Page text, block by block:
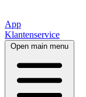
App
Klantenservice
Open main menu